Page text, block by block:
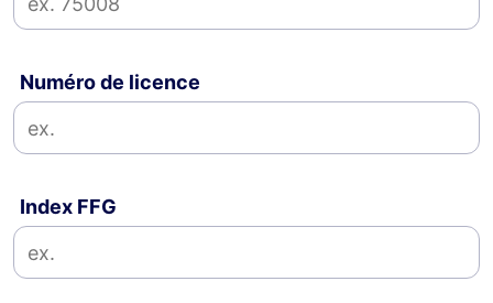
Numéro de licence
Index FFG